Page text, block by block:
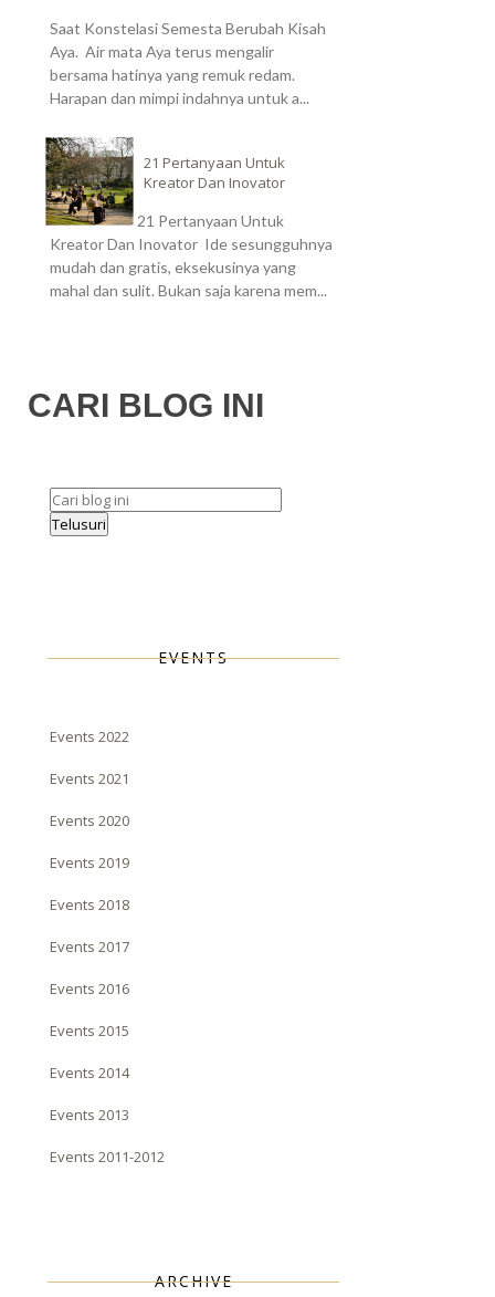
Saat Konstelasi Semesta Berubah Kisah
Aya. Air mata Aya terus mengalir
bersama hatinya yang remuk redam.
Harapan dan mimpi indahnya untuk a...
21 Pertanyaan Untuk
Kreator Dan Inovator
21 Pertanyaan Untuk
Kreator Dan Inovator Ide sesungguhnya
mudah dan gratis, eksekusinya yang
mahal dan sulit. Bukan saja karena mem...
CARI BLOG INI
EVENTS
Events 2022
Events 2021
Events 2020
Events 2019
Events 2018
Events 2017
Events 2016
Events 2015
Events 2014
Events 2013
Events 2011-2012
ARCHIVE